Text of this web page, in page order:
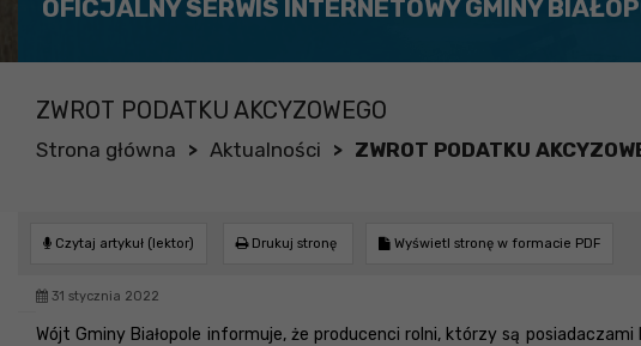
OFICJALNY SERWIS INTERNETOWY GMINY
ZWROT PODATKU AKCYZOWEGO
Strona główna > Aktualności > ZWROT PODATKU
Czytaj artykuł (lektor) Drukuj stronę Wyświetl stronę w formacie PDF
31 stycznia 2022
Wójt Gminy Białopole informuje, że producenci rolni, którzy są